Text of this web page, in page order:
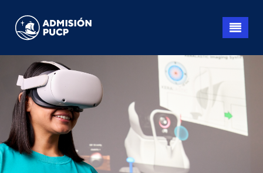
contenido
principal